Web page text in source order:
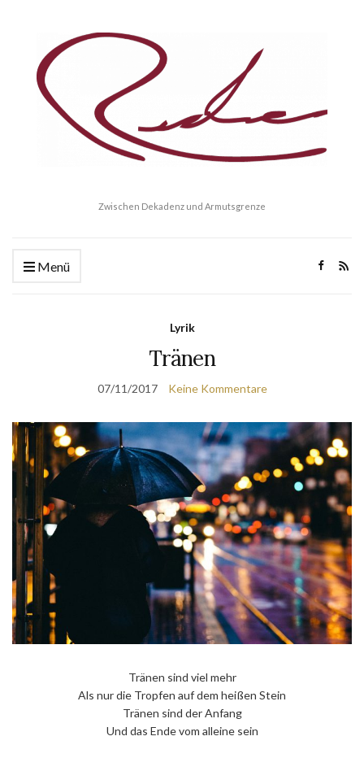
Zwischen Dekadenz und Armutsgrenze
Menü
Lyrik
Tränen
07/11/2017 Keine Kommentare
Tränen sind viel mehr
Als nur die Tropfen auf dem heißen Stein
Tränen sind der Anfang
Und das Ende vom alleine sein